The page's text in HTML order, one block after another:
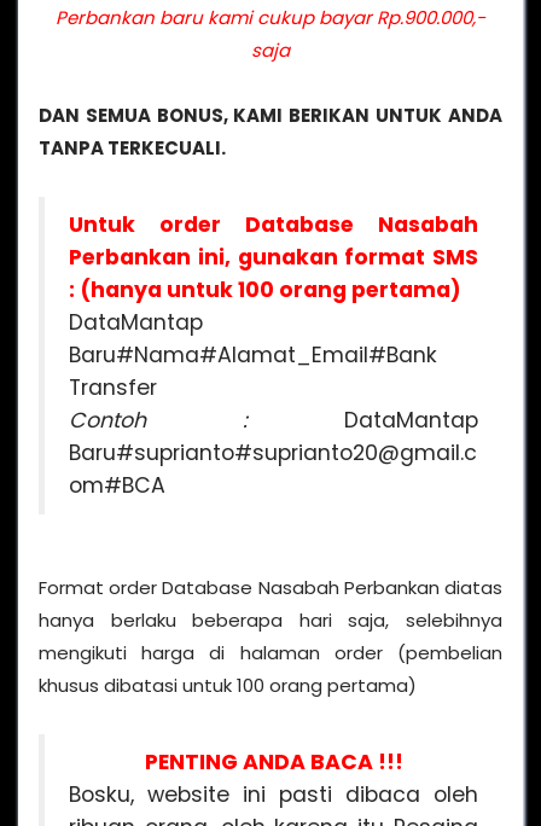
Perbankan baru kami cukup bayar Rp.900.000,-
saja
DAN SEMUA BONUS, KAMI BERIKAN UNTUK ANDA
TANPA TERKECUALI.
Untuk order Database Nasabah
Perbankan ini, gunakan format SMS
: (hanya untuk 100 orang pertama)
DataMantap
Baru#Nama#Alamat_Email#Bank
Transfer
Contoh :DataMantap
Baru#suprianto#suprianto20@gmail.c
om#BCA
Format order Database Nasabah Perbankan diatas
hanya berlaku beberapa hari saja, selebihnya
mengikuti harga di halaman order (pembelian
khusus dibatasi untuk 100 orang pertama)
PENTING ANDA BACA !!!
Bosku, website ini pasti dibaca oleh